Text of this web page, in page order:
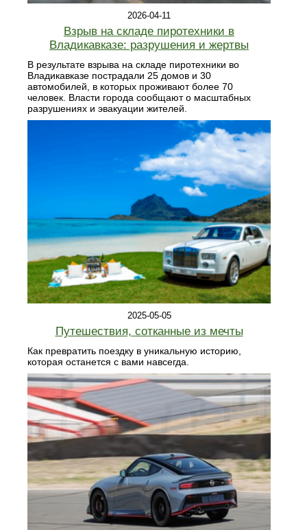
2026-04-11
Взрыв на складе пиротехники в
Владикавказе: разрушения и жертвы
В результате взрыва на складе пиротехники во
Владикавказе пострадали 25 домов и 30
автомобилей, в которых проживают более 70
человек. Власти города сообщают о масштабных
разрушениях и эвакуации жителей.
2025-05-05
Путешествия, сотканные из мечты
Как превратить поездку в уникальную историю,
которая останется с вами навсегда.